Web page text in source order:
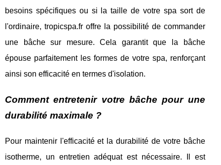
besoins spécifiques ou si la taille de votre spa sort de
l'ordinaire, tropicspa.fr offre la possibilité de commander
une bâche sur mesure. Cela garantit que la bâche
épouse parfaitement les formes de votre spa, renforçant
ainsi son efficacité en termes d'isolation.
Comment entretenir votre bâche pour une
durabilité maximale ?
Pour maintenir l'efficacité et la durabilité de votre bâche
isotherme, un entretien adéquat est nécessaire. Il est